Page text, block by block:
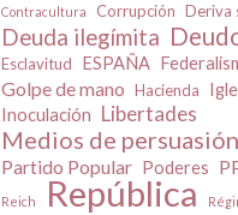
Contracultura Corrupción Deriva
Deuda ilegímita
Esclavitud ESPAÑA
Golpe de mano Hacienda
Inoculación Libertades
Medios de persuasión
Partido Popular Poderes
Reich República